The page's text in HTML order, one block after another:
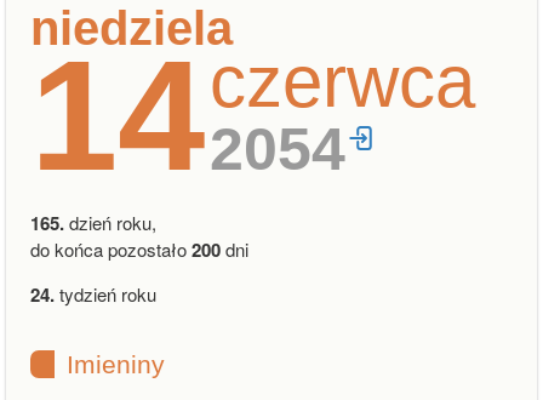
niedziela
14czerwca
2054
165.dzień roku,
do końca pozostało200dni
24.tydzień roku
Imieniny